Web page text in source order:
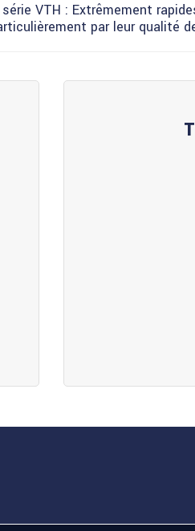
VTH : Extrêmement
par leur qualité